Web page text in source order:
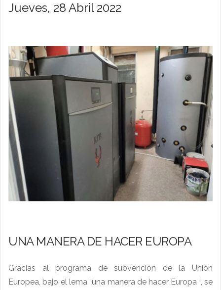
Jueves, 28 Abril 2022
UNA MANERA DE HACER EUROPA
Gracias al programa de subvención de la Unión
Europea, bajo el lema “una manera de hacer Europa “, se